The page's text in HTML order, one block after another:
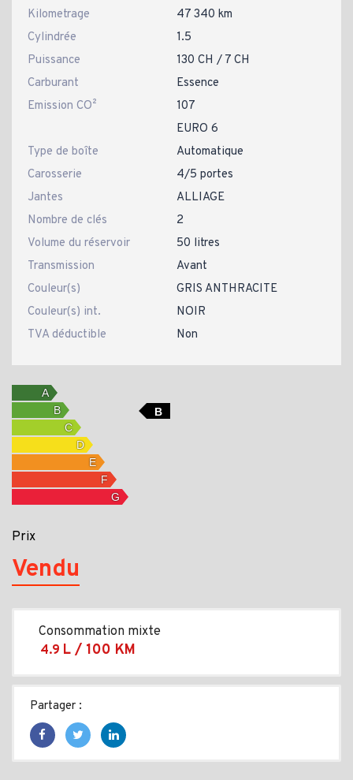
Kilometrage
47 340 km
Cylindrée
1.5
Puissance
130 CH / 7 CH
Carburant
Essence
Emission CO²
107
EURO 6
Type de boîte
Automatique
Carosserie
4/5 portes
Jantes
ALLIAGE
Nombre de clés
2
Volume du réservoir
50 litres
Transmission
Avant
Couleur(s)
GRIS ANTHRACITE
Couleur(s) int.
NOIR
TVA déductible
Non
B
Prix
Vendu
Consommation mixte
4.9 L / 100 KM
Partager :